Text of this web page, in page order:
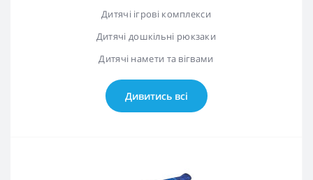
Дитячі ігрові комплекси
Дитячі дошкільні рюкзаки
Дитячі намети та вігвами
Дивитись всі